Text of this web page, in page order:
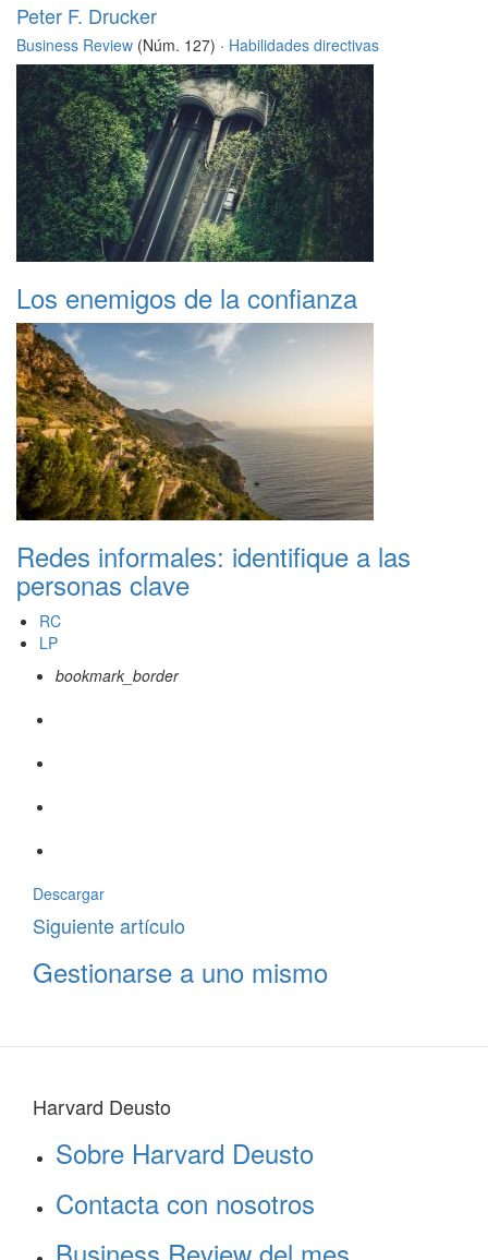
Peter F. Drucker
Business Review (Núm. 127) · Habilidades directivas
Los enemigos de la confianza
Redes informales: identifique a las
personas clave
RC
LP
bookmark_border
Descargar
Siguiente artículo
Gestionarse a uno mismo
Harvard Deusto
Sobre Harvard Deusto
Contacta con nosotros